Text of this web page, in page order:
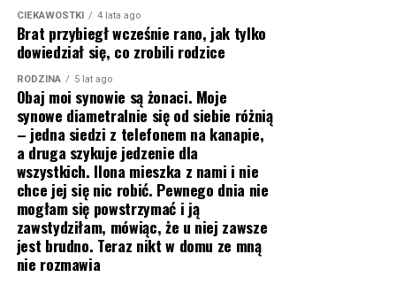
CIEKAWOSTKI 4 lata ago
Brat przybiegł wcześnie rano, jak tylko
dowiedział się, co zrobili rodzice
RODZINA 5 lat ago
Obaj moi synowie są żonaci. Moje
synowe diametralnie się od siebie różnią
– jedna siedzi z telefonem na kanapie,
a druga szykuje jedzenie dla
wszystkich. Ilona mieszka z nami i nie
chce jej się nic robić. Pewnego dnia nie
mogłam się powstrzymać i ją
zawstydziłam, mówiąc, że u niej zawsze
jest brudno. Teraz nikt w domu ze mną
nie rozmawia